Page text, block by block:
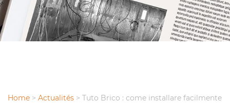
Home > Actualités > Tuto Brico : come installare facilmente